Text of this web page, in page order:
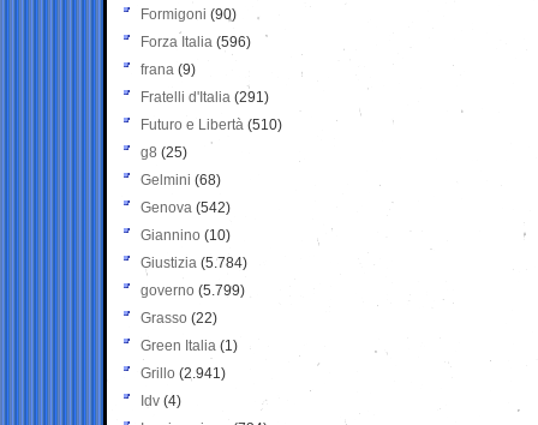
Formigoni (90)
Forza Italia (596)
frana (9)
Fratelli d'Italia (291)
Futuro e Libertà (510)
g8 (25)
Gelmini (68)
Genova (542)
Giannino (10)
Giustizia (5.784)
governo (5.799)
Grasso (22)
Green Italia (1)
Grillo (2.941)
Idv (4)